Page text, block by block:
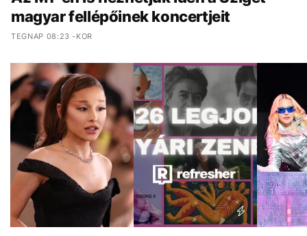
magyar fellépőinek koncertjeit
TEGNAP 08:23 -KOR